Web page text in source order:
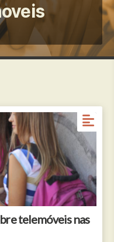
against a wall
telemóveis nas